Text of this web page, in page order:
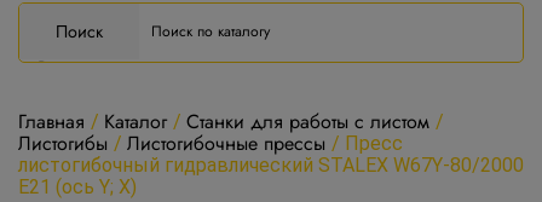
Поиск
Главная / Каталог / Станки для работы с листом /
Листогибы / Листогибочные прессы / Пресс
листогибочный гидравлический STALEX W67Y-80/2000
Е21 (ось Y; X)